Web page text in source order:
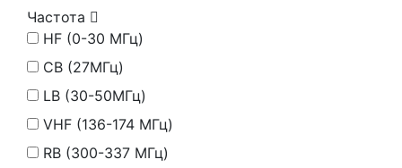
Частота
HF (0-30 МГц)
CB (27МГц)
LB (30-50МГц)
VHF (136-174 МГц)
RB (300-337 МГц)